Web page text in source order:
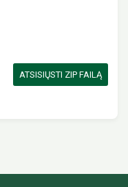
ATSISIŲSTI ZIP FAILĄ